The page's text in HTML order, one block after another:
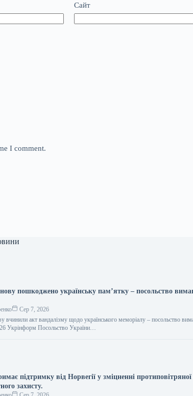
Сайт
I comment.
пошкоджено українську пам’ятку – посольство
Сер 7, 2026
вчинили акт вандалізму щодо українського меморіалу – посольство
Укрінформ Посольство України…
підтримку від Норвегії у зміцненні
захисту.